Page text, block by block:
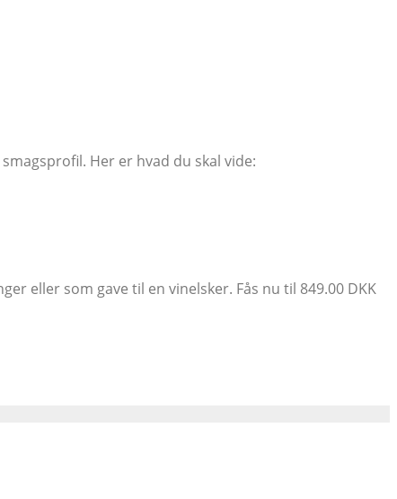
Her er hvad du skal vide:
eller som gave til en vinelsker. Fås nu til 849.00 DKK